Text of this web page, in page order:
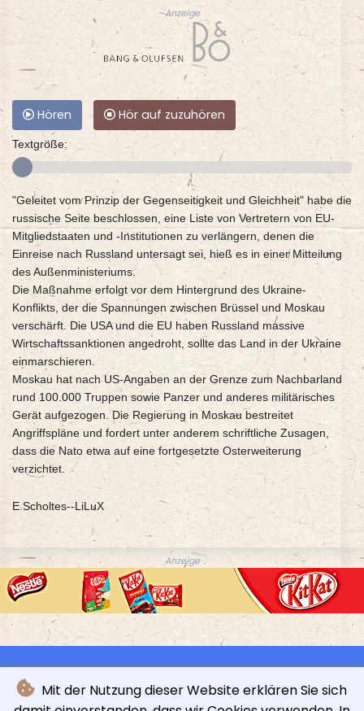
Mit der Nutzung dieser Website erklären Sie sich
Anzeige
Hören Hör auf zuzuhören
Textgröße:
"Geleitet vom Prinzip der Gegenseitigkeit und Gleichheit" habe die
russische Seite beschlossen, eine Liste von Vertretern von EU-
Mitgliedstaaten und -Institutionen zu verlängern, denen die
Einreise nach Russland untersagt sei, hieß es in einer Mitteilung
des Außenministeriums.
Die Maßnahme erfolgt vor dem Hintergrund des Ukraine-
Konflikts, der die Spannungen zwischen Brüssel und Moskau
verschärft. Die USA und die EU haben Russland massive
Wirtschaftssanktionen angedroht, sollte das Land in der Ukraine
einmarschieren.
Moskau hat nach US-Angaben an der Grenze zum Nachbarland
rund 100.000 Truppen sowie Panzer und anderes militärisches
Gerät aufgezogen. Die Regierung in Moskau bestreitet
Angriffspläne und fordert unter anderem schriftliche Zusagen,
dass die Nato etwa auf eine fortgesetzte Osterweiterung
verzichtet.
E.Scholtes--LiLuX
Anzeige